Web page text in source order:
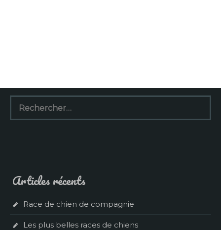
Rechercher :
Articles récents
Race de chien de compagnie
Les plus belles races de chiens